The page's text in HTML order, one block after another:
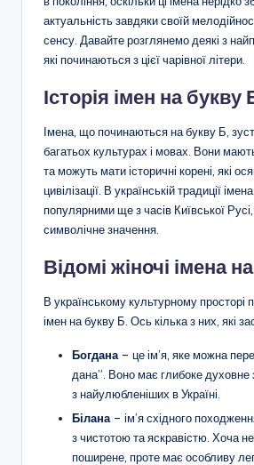
актуальність завдяки своїй
сенсу. Давайте розглянемо деякі з
які починаються з цієї чарівної літери.
Історія імен на букву
Імена, що починаються на букву Б,
багатьох культурах і мовах. Вони
та можуть мати історичні корені, які
цивілізації. В українській традиції
популярними ще з часів Київської
символічне значення.
Відомі жіночі імена
В українському культурному просторі
імен на букву Б. Ось кілька з них, які
Богдана – це ім’я, яке можна
дана”. Воно має глибоке духовне
з найулюбленіших в Україні.
Білана – ім’я східного
з чистотою та яскравістю. Хоча
поширене, проте має особливу